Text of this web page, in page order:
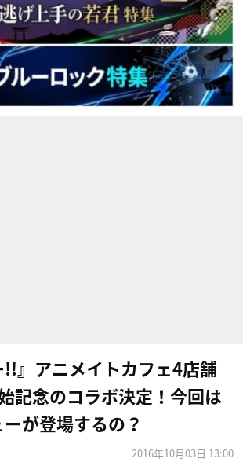
!!』アニメイトカフェ4店舗
記念のコラボ決定！今回は
が登場するの？
2016年10月03日 13:00